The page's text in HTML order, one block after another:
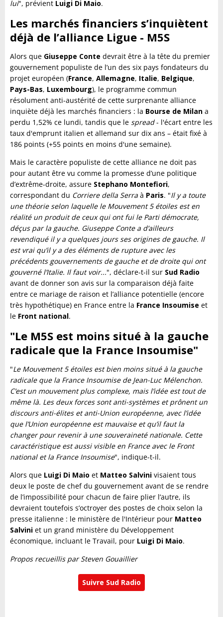
lui", prévient Luigi Di Maio.
Les marchés financiers s’inquiètent
déjà de l’alliance Ligue - M5S
Alors que Giuseppe Conte devrait être à la tête du premier
gouvernement populiste de l’un des six pays fondateurs du
projet européen (France, Allemagne, Italie, Belgique,
Pays-Bas, Luxembourg), le programme commun
résolument anti-austérité de cette surprenante alliance
inquiète déjà les marchés financiers : la Bourse de Milan a
perdu 1,52% ce lundi, tandis que le spread- l'écart entre les
taux d'emprunt italien et allemand sur dix ans – était fixé à
186 points (+55 points en moins d'une semaine).
Mais le caractère populiste de cette alliance ne doit pas
pour autant être vu comme la promesse d’une politique
d’extrême-droite, assure Stephano Montefiori,
correspondant du Corriere della Serra à Paris. "Il y a toute
une théorie selon laquelle le Mouvement 5 étoiles est en
réalité un produit de ceux qui ont fui le Parti démocrate,
déçus par la gauche. Giuseppe Conte a d’ailleurs
revendiqué il y a quelques jours ses origines de gauche. Il
est vrai qu’il y a des éléments de rupture avec les
précédents gouvernements de gauche et de droite qui ont
gouverné l’Italie. Il faut voir...", déclare-t-il sur Sud Radio
avant de donner son avis sur la comparaison déjà faite
entre ce mariage de raison et l’alliance potentielle (encore
très hypothétique) en France entre la France Insoumise et
le Front national.
"Le M5S est moins situé à la gauche
radicale que la France Insoumise"
"Le Mouvement 5 étoiles est bien moins situé à la gauche
radicale que la France Insoumise de Jean-Luc Mélenchon.
C’est un mouvement plus complexe, mais l’idée est tout de
même là. Les deux forces sont anti-systèmes et prônent un
discours anti-élites et anti-Union européenne, avec l’idée
que l’Union européenne est mauvaise et qu’il faut la
changer pour revenir à une souveraineté nationale. Cette
caractéristique est aussi visible en France avec le Front
national et la France Insoumise", indique-t-il.
Alors que Luigi Di Maio et Matteo Salvini visaient tous
deux le poste de chef du gouvernement avant de se rendre
de l’impossibilité pour chacun de faire plier l’autre, ils
devraient toutefois s’octroyer des postes de choix selon la
presse italienne : le ministère de l'Intérieur pour Matteo
Salvini et un grand ministère du Développement
économique, incluant le Travail, pour Luigi Di Maio.
Propos recueillis par Steven Gouaillier
Suivre Sud Radio